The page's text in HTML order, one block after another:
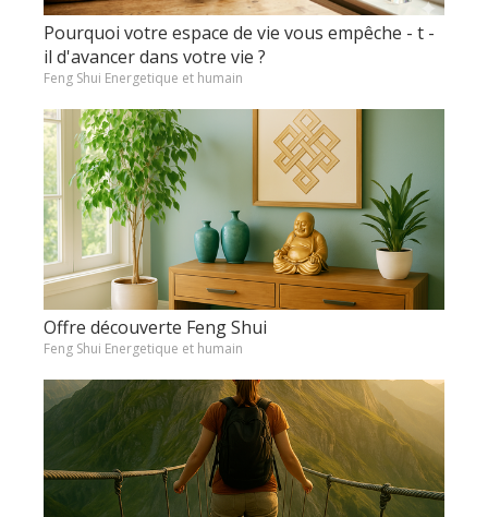
Pourquoi votre espace de vie vous empêche - t -
il d'avancer dans votre vie ?
Feng Shui Energetique et humain
Offre découverte Feng Shui
Feng Shui Energetique et humain